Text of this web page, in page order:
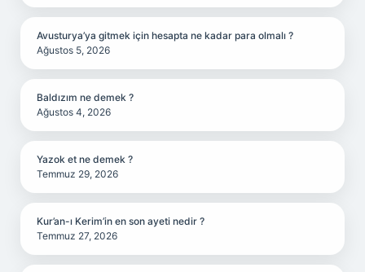
Avusturya’ya gitmek için hesapta ne kadar para olmalı ?
Ağustos 5, 2026
Baldızım ne demek ?
Ağustos 4, 2026
Yazok et ne demek ?
Temmuz 29, 2026
Kur’an-ı Kerim’in en son ayeti nedir ?
Temmuz 27, 2026